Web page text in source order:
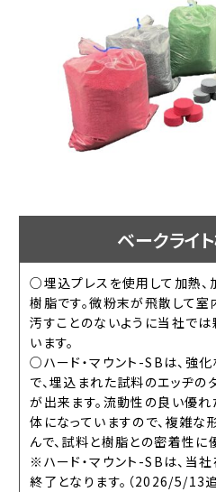
ベークライ
○埋込プレスを使用して加熱、
樹脂です。微粉末が飛散して
汚すことのないように当社で
います。
○ハード・マウント-SBは、強
で、埋込まれた試料のエッヂの
が出来ます。流動性の良い優
体になっていますので、複雑
んで、試料と樹脂との密着性に
※ハード・マウント-SBは、当
終了となります。（2026/5/13追